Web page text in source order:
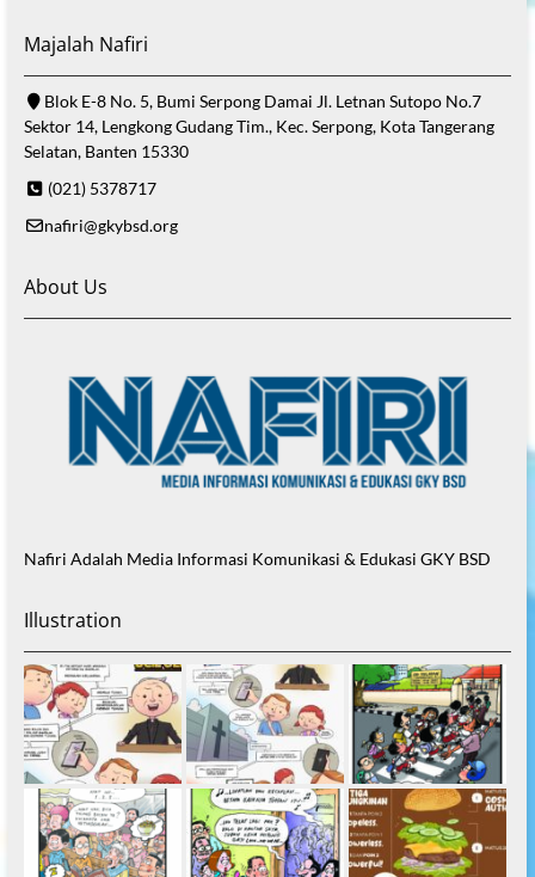
Majalah Nafiri
Blok E-8 No. 5, Bumi Serpong Damai Jl. Letnan Sutopo No.7
Sektor 14, Lengkong Gudang Tim., Kec. Serpong, Kota Tangerang
Selatan, Banten 15330
(021) 5378717
nafiri@gkybsd.org
About Us
Nafiri Adalah Media Informasi Komunikasi & Edukasi GKY BSD
Illustration